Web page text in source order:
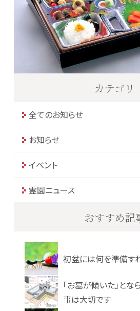
カテゴリ
全てのお知らせ
お知らせ
イベント
霊園ニュース
おすすめ記
初盆には何を準備す
「お墓が傾いた」とな
事は大切です